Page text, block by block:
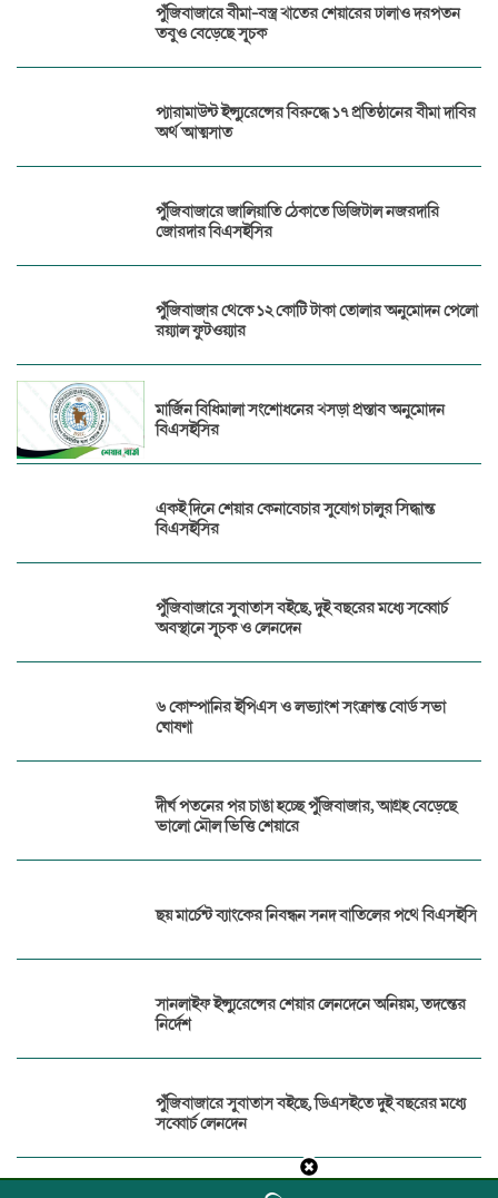
পুঁজিবাজারে বীমা-বস্ত্র খাতের শেয়ারের ঢালাও দরপতন
তবুও বেড়েছে সূচক
প্যারামাউন্ট ইন্স্যুরেন্সের বিরুদ্ধে ১৭ প্রতিষ্ঠানের বীমা দাবির
অর্থ আত্মসাত
পুঁজিবাজারে জালিয়াতি ঠেকাতে ডিজিটাল নজরদারি
জোরদার বিএসইসির
পুঁজিবাজার থেকে ১২ কোটি টাকা তোলার অনুমোদন পেলো
রয়্যাল ফুটওয়্যার
মার্জিন বিধিমালা সংশোধনের খসড়া প্রস্তাব অনুমোদন
বিএসইসির
একই দিনে শেয়ার কেনাবেচার সুযোগ চালুর সিদ্ধান্ত
বিএসইসির
পুঁজিবাজারে সুবাতাস বইছে, দুই বছরের মধ্যে সব্বোর্চ
অবস্থানে সূচক ও লেনদেন
৬ কোম্পানির ইপিএস ও লভ্যাংশ সংক্রান্ত বোর্ড সভা
ঘোষণা
দীর্ঘ পতনের পর চাঙা হচ্ছে পুঁজিবাজার, আগ্রহ বেড়েছে
ভালো মৌল ভিত্তি শেয়ারে
ছয় মার্চেন্ট ব্যাংকের নিবন্ধন সনদ বাতিলের পথে বিএসইসি
সানলাইফ ইন্স্যুরেন্সের শেয়ার লেনদেনে অনিয়ম, তদন্তের
নির্দেশ
পুঁজিবাজারে সুবাতাস বইছে, ডিএসইতে দুই বছরের মধ্যে
সব্বোর্চ লেনদেন